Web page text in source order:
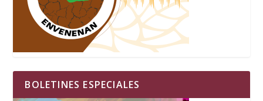
BOLETINES ESPECIALES